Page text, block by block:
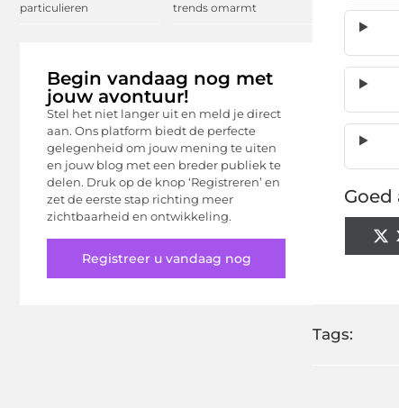
particulieren
trends omarmt
Begin vandaag nog met
jouw avontuur!
Stel het niet langer uit en meld je direct
aan. Ons platform biedt de perfecte
gelegenheid om jouw mening te uiten
en jouw blog met een breder publiek te
delen. Druk op de knop ‘Registreren’ en
zet de eerste stap richting meer
zichtbaarheid en ontwikkeling.
Registreer u vandaag nog
Tags: